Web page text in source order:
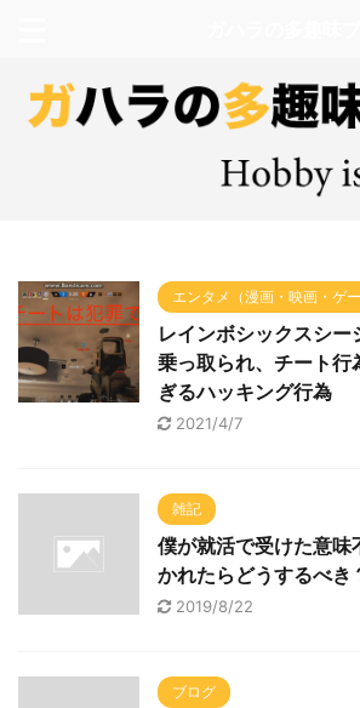
エンタメ（漫画・映画・ゲー
レインボシックスシ
乗っ取られ、チート
ぎるハッキング行為
2021/4/7
雑記
僕が就活で受けた意味
かれたらどうするべき
2019/8/22
ブログ